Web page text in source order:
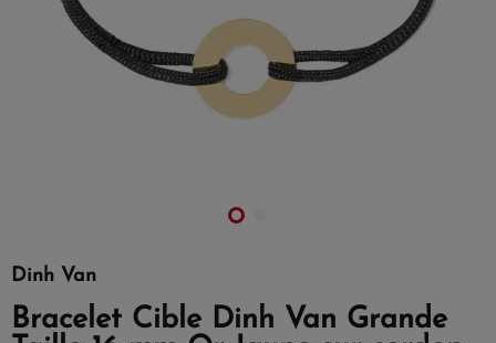
Dinh Van
Bracelet Cible Dinh Van Grande